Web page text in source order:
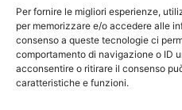
Per fornire le migliori esperienze,
per memorizzare e/o accedere alle
consenso a queste tecnologie ci
comportamento di navigazione o ID
acconsentire o ritirare il consenso
caratteristiche e funzioni.
Ora Esatta in Italia in
Ti Senti Strano
la Risonanza di Schumann
Come Sapere Se Stai